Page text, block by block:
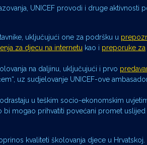
UNICEF provodi i druge aktivnosti
uključujući one za podršku u
za djecu na internetu kao i preporuke za
na daljinu, uključujući i prvo
uz sudjelovanje UNICEF-ove
u teškim socio-ekonomskim
bi mogao prihvatiti povećani promet uslijed
kvaliteti školovanja djece u Hrvatskoj.